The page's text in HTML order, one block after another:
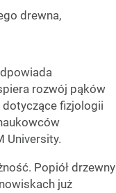
drewna,
rozwój pąków
fizjologii
University.
Popiół drzewny
już